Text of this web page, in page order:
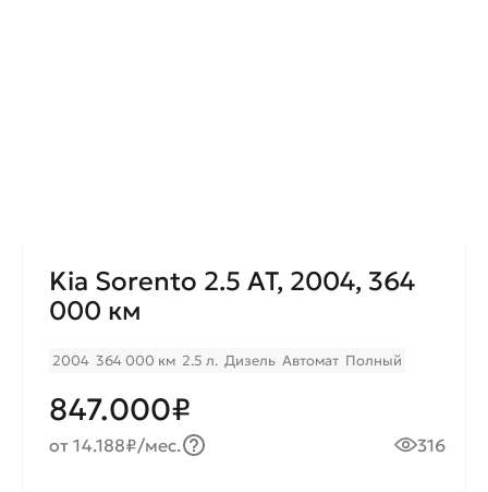
Kia Sorento 2.5 AT, 2004, 364
000 км
2004 364 000 км 2.5 л. Дизель Автомат Полный
847.000₽
от 14.188₽/мес. 316